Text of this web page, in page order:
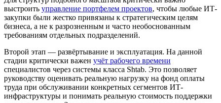
выстроить управление портфелем проектов, чтобы любые ИТ-
закупки были жестко привязаны к стратегическим целям
бизнеса, а не к разрозненным и часто необоснованным
требованиям отдельных подразделений.
Второй этап — развёртывание и эксплуатация. На данной
стадии критически важен учёт рабочего времени
специалистов через системы класса Shtab. Это позволяет
руководству оценивать реальную нагрузку на фонд оплаты
труда при обслуживании конкретных сегментов ИТ-
инфраструктуры и понимать реальную стоимость поддержки